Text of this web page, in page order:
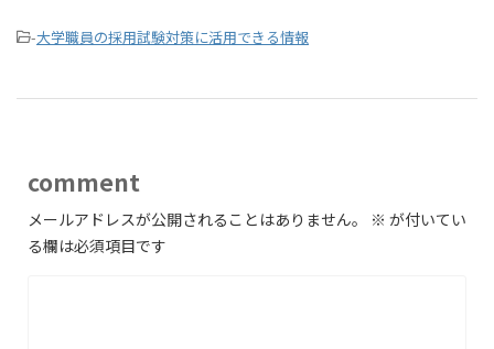
-大学職員の採用試験対策に活用できる情報
comment
メールアドレスが公開されることはありません。 ※ が付いてい
る欄は必須項目です